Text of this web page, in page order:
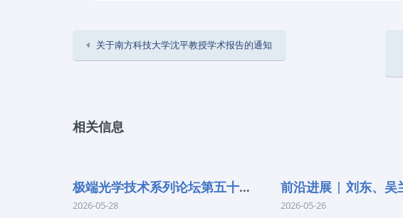
关于南方科技大学沈平教授学术报告的通知
相关信息
极端光学技术系列论坛第五十七期
2026-05-28 2026-05-26